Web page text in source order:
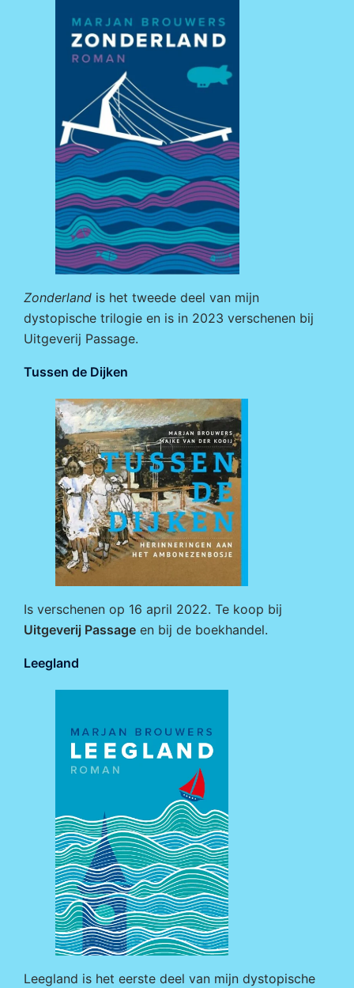
Zonderland is het tweede deel van mijn
dystopische trilogie en is in 2023 verschenen bij
Uitgeverij Passage.
Tussen de Dijken
Is verschenen op 16 april 2022. Te koop bij
Uitgeverij Passage en bij de boekhandel.
Leegland
Leegland is het eerste deel van mijn dystopische